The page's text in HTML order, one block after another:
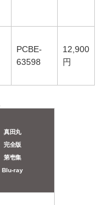
PCBE-
63598
12,900
円
真田丸
完全版
第壱集
Blu-ray